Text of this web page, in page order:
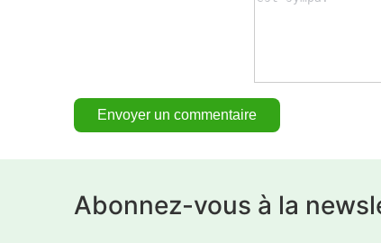
Abonnez-vous à la